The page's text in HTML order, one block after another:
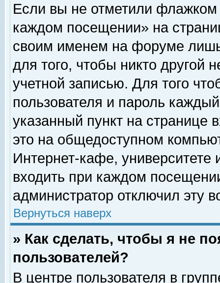
Если вы не отметили флажком
каждом посещении» на
своим именем на форуме
для того, чтобы никто другой
учетной записью. Для того
пользователя и пароль
указанный пункт на
это на общедоступном
Интернет-кафе, университете
входить при каждом
администратор отключил эту
Вернуться наверх
» Как сделать, чтобы я не
пользователей?
В центре пользователя в